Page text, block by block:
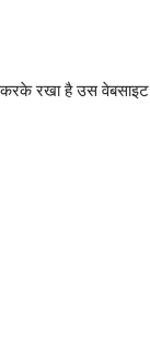
करके रखा है उस वेबसाइट